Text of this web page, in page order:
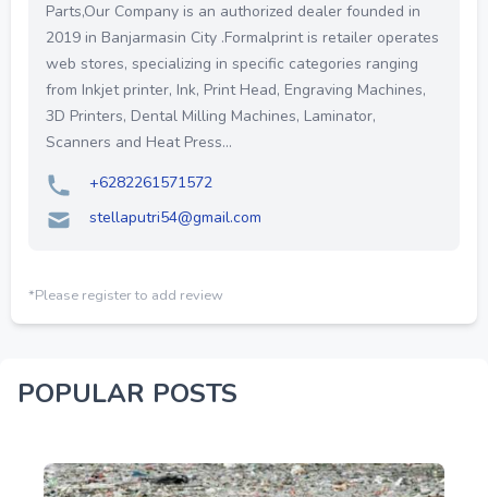
Parts,Our Company is an authorized dealer founded in
2019 in Banjarmasin City .Formalprint is retailer operates
web stores, specializing in specific categories ranging
from Inkjet printer, Ink, Print Head, Engraving Machines,
3D Printers, Dental Milling Machines, Laminator,
Scanners and Heat Press...
+6282261571572
stellaputri54@gmail.com
*Please register to add review
POPULAR POSTS